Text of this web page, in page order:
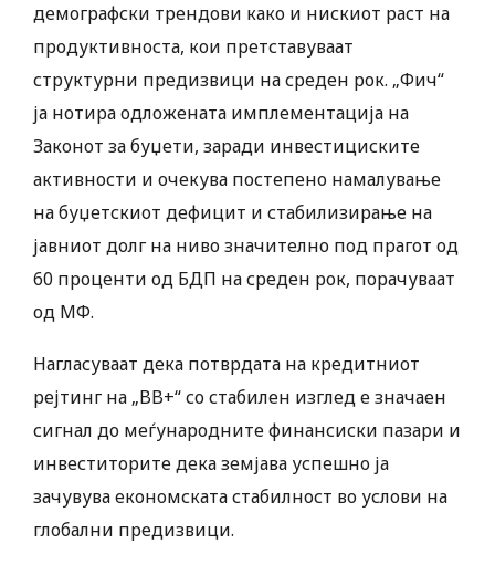
демографски трендови како и нискиот раст на
продуктивноста, кои претставуваат
структурни предизвици на среден рок. „Фич“
ја нотира одложената имплементација на
Законот за буџети, заради инвестициските
активности и очекува постепено намалување
на буџетскиот дефицит и стабилизирање на
јавниот долг на ниво значително под прагот од
60 проценти од БДП на среден рок, порачуваат
од МФ.
Нагласуваат дека потврдата на кредитниот
рејтинг на „BB+“ со стабилен изглед е значаен
сигнал до меѓународните финансиски пазари и
инвеститорите дека земјава успешно ја
зачувува економската стабилност во услови на
глобални предизвици.